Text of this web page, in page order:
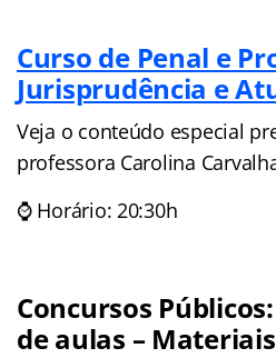
Curso de Penal e
Jurisprudência e
Veja o conteúdo especial
professora Carolina
⌚ Horário: 20:30h
Concursos
de aulas –